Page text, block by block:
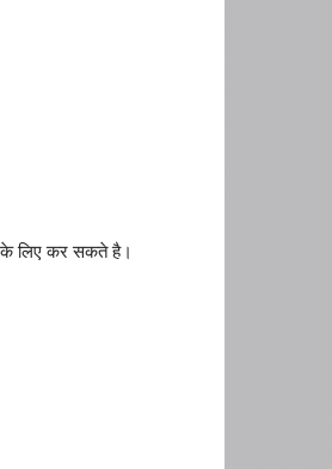
के लिए कर सकते है।